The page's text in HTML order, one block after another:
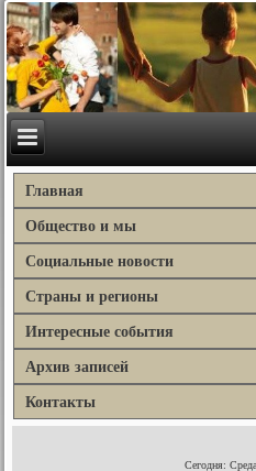
Главная
Общество и мы
Социальные новости
Страны и регионы
Интересные события
Архив записей
Контакты
Сегодня: